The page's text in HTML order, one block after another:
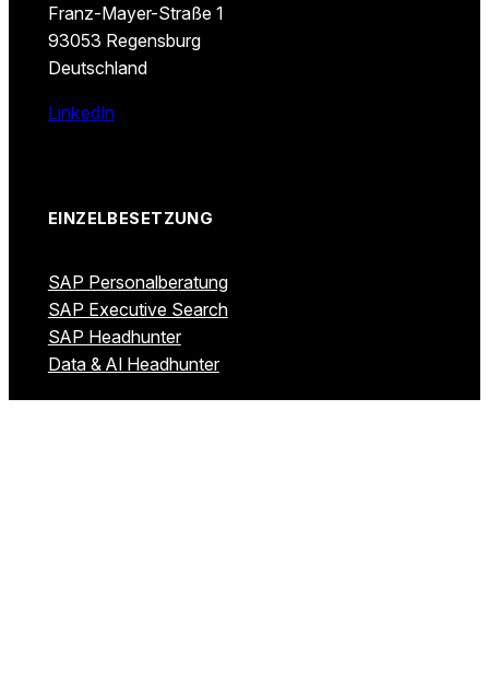
Franz-Mayer-Straße 1
93053 Regensburg
Deutschland
LinkedIn
EINZELBESETZUNG
SAP Personalberatung
SAP Executive Search
SAP Headhunter
Data & AI Headhunter